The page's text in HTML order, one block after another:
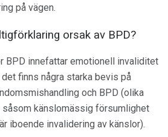
på vägen.
orsak av BPD?
BPD innefattar emotionell invaliditet
finns några starka bevis på
och BPD (olika
såsom känslomässig försumlighet
iboende invalidering av känslor).